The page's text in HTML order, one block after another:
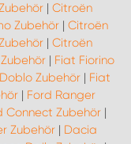
| Citroën
Zubehör| Citroën
| Citroën
| Fiat Fiorino
Zubehör| Fiat
| Ford Ranger
Connect Zubehör|
Zubehör | Dacia